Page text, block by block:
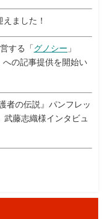
ました！
する「 グノシー 」
への記事提供を開始い
者の伝説』パンフレッ
武藤志織様インタビュ